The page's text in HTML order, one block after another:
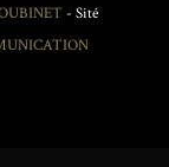
- Sité